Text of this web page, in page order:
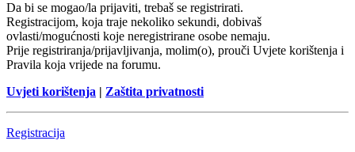
Da bi se mogao/la prijaviti, trebaš se registrirati.
Registracijom, koja traje nekoliko sekundi, dobivaš
ovlasti/mogućnosti koje neregistrirane osobe nemaju.
Prije registriranja/prijavljivanja, molim(o), prouči Uvjete korištenja i
Pravila koja vrijede na forumu.
Uvjeti korištenja | Zaštita privatnosti
Registracija